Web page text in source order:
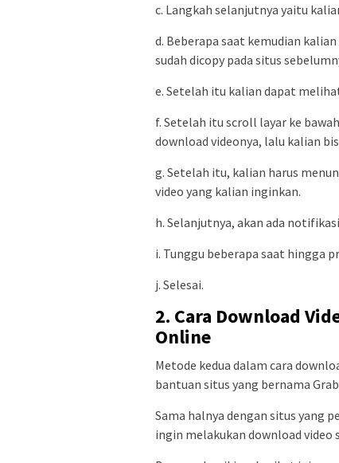
c. Langkah selanjutnya yaitu
d. Beberapa saat kemudian
sudah dicopy pada situs
e. Setelah itu kalian dapat
f. Setelah itu scroll layar ke
download videonya, lalu kalian
g. Setelah itu, kalian harus
video yang kalian inginkan.
h. Selanjutnya, akan ada
i. Tunggu beberapa saat hingga
j. Selesai.
2. Cara Download
Online
Metode kedua dalam cara
bantuan situs yang bernama
Sama halnya dengan situs yang
ingin melakukan download video